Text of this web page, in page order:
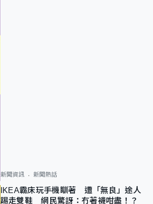
新聞資訊 新聞熱話
IKEA霸床玩手機瞓著 遭「無良」途人
踢走雙鞋 網民驚訝：冇著襪咁盡！？